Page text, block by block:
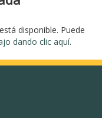
disponible. Puede
dando clic aquí.